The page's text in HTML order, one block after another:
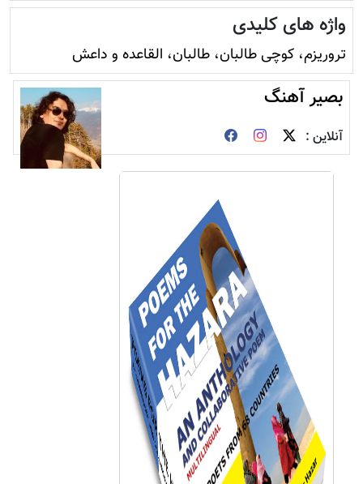
واژه های کلیدی
تروريزم، کوچی طالبان، طالبان، القاعده و داعش
بصیر آهنگ
آنلاین :